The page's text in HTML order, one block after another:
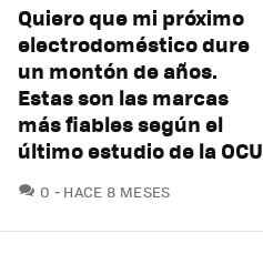
Quiero que mi próximo
electrodoméstico dure
un montón de años.
Estas son las marcas
más fiables según el
último estudio de la OCU
0 COMENTARIOS
HACE 8 MESES